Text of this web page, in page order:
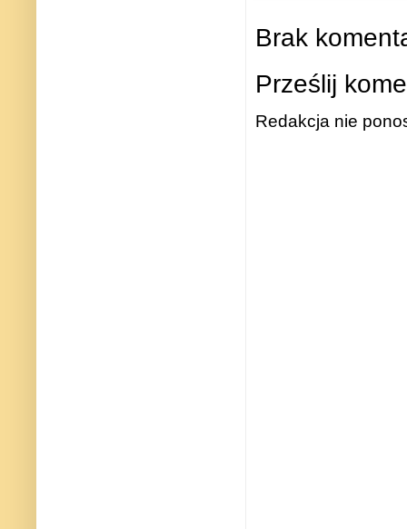
Brak
Prześlij
Redakcja nie